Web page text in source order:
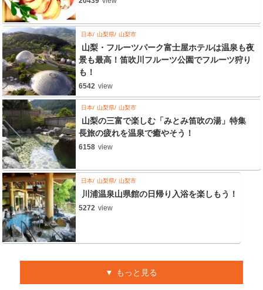
日本 山梨県 山梨市
山梨・フルーツパーク富士屋ホテルは温泉も夜
景も最高！笛吹川フルーツ公園でフルーツ狩り
も！
6542 view
日本 山梨県 山梨市
山梨の三富で楽しむ「みとみ笛吹の湯」特集
長旅の疲れを温泉で癒やそう！
6158 view
日本 山梨県 山梨市
川浦温泉山県館の日帰り入浴を楽しもう！
5272 view
もっと見る